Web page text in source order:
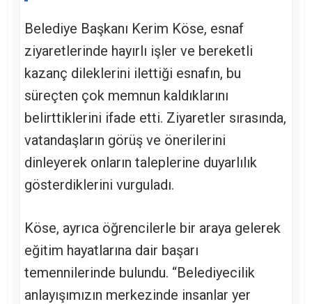
Belediye Başkanı Kerim Köse, esnaf
ziyaretlerinde hayırlı işler ve bereketli
kazanç dileklerini ilettiği esnafın, bu
süreçten çok memnun kaldıklarını
belirttiklerini ifade etti. Ziyaretler sırasında,
vatandaşların görüş ve önerilerini
dinleyerek onların taleplerine duyarlılık
gösterdiklerini vurguladı.
Köse, ayrıca öğrencilerle bir araya gelerek
eğitim hayatlarına dair başarı
temennilerinde bulundu. “Belediyecilik
anlayışımızın merkezinde insanlar yer